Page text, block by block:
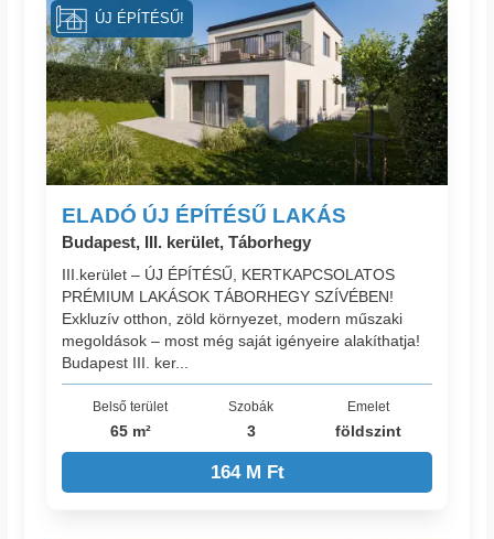
ELADÓ ÚJ ÉPÍTÉSŰ LAKÁS
Budapest, III. kerület, Táborhegy
III.kerület – ÚJ ÉPÍTÉSŰ, KERTKAPCSOLATOS
PRÉMIUM LAKÁSOK TÁBORHEGY SZÍVÉBEN!
Exkluzív otthon, zöld környezet, modern műszaki
megoldások – most még saját igényeire alakíthatja!
Budapest III. ker...
Belső terület
65 m²
Szobák
3
Emelet
földszint
164 M Ft
ÚJ ÉPÍTÉSŰ!